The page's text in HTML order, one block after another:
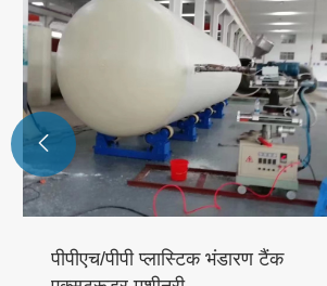
PE PVC डबल दीवार नालीदार पाइप
उपकरण
